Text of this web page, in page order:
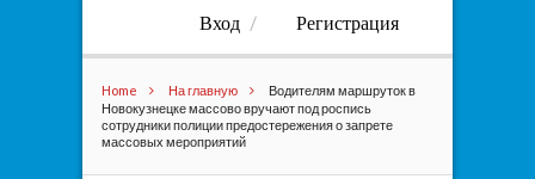
Вход
Регистрация
Home На главную
Водителям маршруток в
Новокузнецке массово вручают под роспись
сотрудники полиции предостережения о запрете
массовых мероприятий